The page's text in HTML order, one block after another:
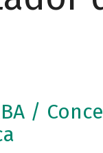
/